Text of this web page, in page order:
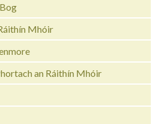
Mhóir
an Ráithín Mhóir